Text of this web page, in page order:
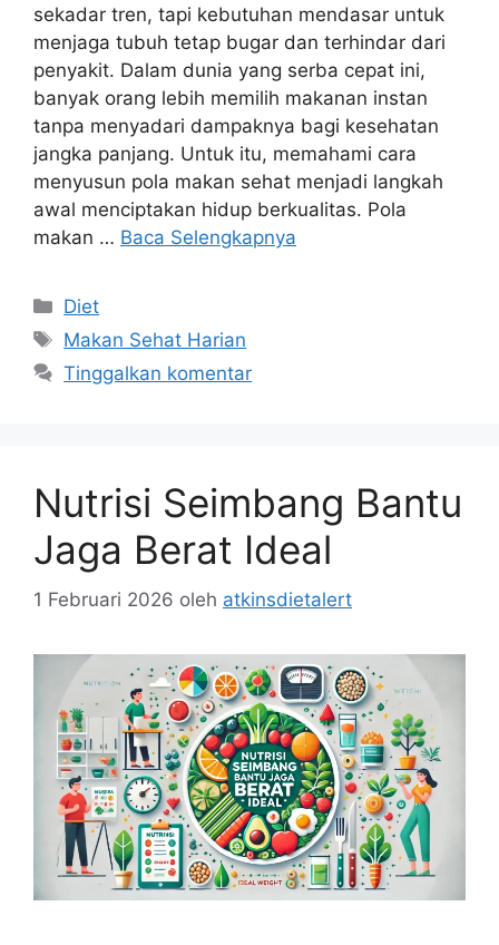
sekadar tren, tapi kebutuhan mendasar untuk
menjaga tubuh tetap bugar dan terhindar dari
penyakit. Dalam dunia yang serba cepat ini,
banyak orang lebih memilih makanan instan
tanpa menyadari dampaknya bagi kesehatan
jangka panjang. Untuk itu, memahami cara
menyusun pola makan sehat menjadi langkah
awal menciptakan hidup berkualitas. Pola
makan … Baca Selengkapnya
Kategori
Diet
Tag
Makan Sehat Harian
Tinggalkan komentar
Nutrisi Seimbang Bantu
Jaga Berat Ideal
1 Februari 2026 oleh atkinsdietalert